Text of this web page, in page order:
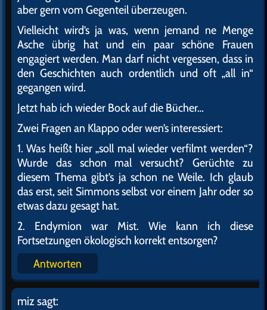
aber gern vom Gegenteil überzeugen.
Vielleicht wird’s ja was, wenn jemand ne Menge
Asche übrig hat und ein paar schöne Frauen
engagiert werden. Man darf nicht vergessen, dass in
den Geschichten auch ordentlich und oft „all in“
gegangen wird.
Jetzt hab ich wieder Bock auf die Bücher…
Zwei Fragen an Klappo oder wen’s interessiert:
1. Was heißt hier „soll mal wieder verfilmt werden“?
Wurde das schon mal versucht? Gerüchte zu
diesem Thema gibt’s ja schon ne Weile. Ich glaub
das erst, seit Simmons selbst vor einem Jahr oder so
etwas dazu gesagt hat.
2. Endymion war Mist. Wie kann ich diese
Fortsetzungen ökologisch korrekt entsorgen?
Antworten
mizsagt: